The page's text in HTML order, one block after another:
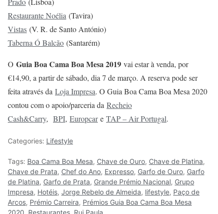
Restaurante Noélia (Tavira)
Vistas (V. R. de Santo António)
Taberna Ó Balcão (Santarém)
O Guia Boa Cama Boa Mesa 2019 vai estar à venda, por
€14,90, a partir de sábado, dia 7 de março. A reserva pode ser
feita através da Loja Impresa. O Guia Boa Cama Boa Mesa 2020
contou com o apoio/parceria da Recheio
Cash&Carry, BPI, Europcare TAP – Air Portugal.
Categories: Lifestyle
Tags: Boa Cama Boa Mesa, Chave de Ouro, Chave de Platina,
Chave de Prata, Chef do Ano, Expresso, Garfo de Ouro, Garfo
de Platina, Garfo de Prata, Grande Prémio Nacional, Grupo
Impresa, Hotéis, Jorge Rebelo de Almeida, lifestyle, Paço de
Arcos, Prémio Carreira, Prémios Guia Boa Cama Boa Mesa